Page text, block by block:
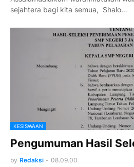
sejahtera bagi kita semua, Shalo…
KESISWAAN
Pengumuman Hasil
by Redaksi - 08.09.00